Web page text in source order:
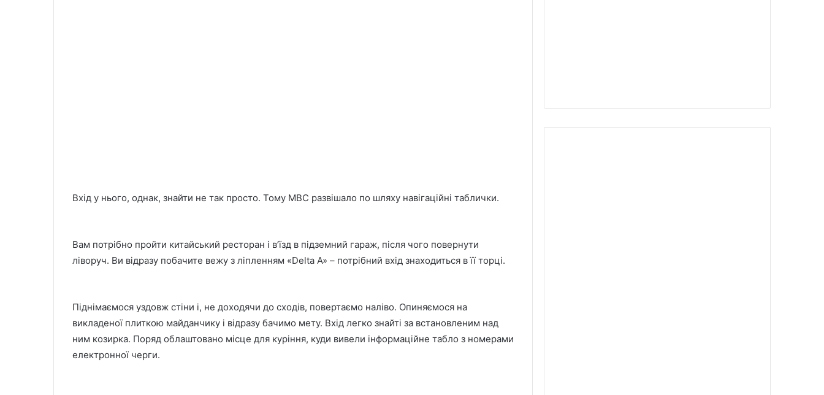
Вхід у нього, однак, знайти не так просто. Тому МВС развішало по шляху навігаційні таблички.
Вам потрібно пройти китайський ресторан і в’їзд в підземний гараж, після чого повернути
ліворуч. Ви відразу побачите вежу з ліпленням «Delta A» – потрібний вхід знаходиться в її торці.
Піднімаємося уздовж стіни і, не доходячи до сходів, повертаємо наліво. Опиняємося на
викладеної плиткою майданчику і відразу бачимо мету. Вхід легко знайті за встановленим над
ним козирка. Поряд облаштовано місце для куріння, куди вивели інформаційне табло з номерами
електронної черги.